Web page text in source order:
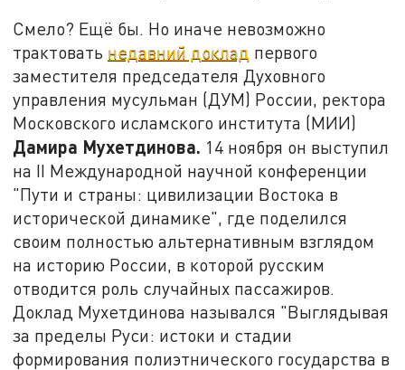
Смело? Ещё бы. Но иначе невозможно
трактовать недавний доклад первого
заместителя председателя Духовного
управления мусульман (ДУМ) России, ректора
Московского исламского института (МИИ)
Дамира Мухетдинова. 14 ноября он выступил
на II Международной научной конференции
"Пути и страны: цивилизации Востока в
исторической динамике", где поделился
своим полностью альтернативным взглядом
на историю России, в которой русским
отводится роль случайных пассажиров.
Доклад Мухетдинова назывался "Выглядывая
за пределы Руси: истоки и стадии
формирования полиэтнического государства в